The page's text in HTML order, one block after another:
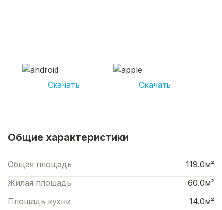
Скачать Скачать
Общие характеристики
Общая площадь
119.0м²
Жилая площадь
60.0м²
Площадь кухни
14.0м²